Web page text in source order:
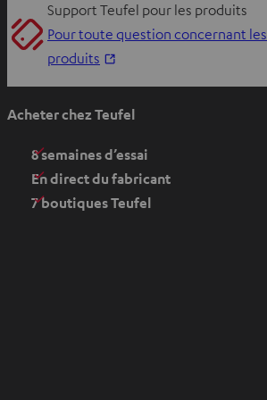
Support Teufel pour les produits
Pour toute question concernant les
produits
v
i
r
d
Acheter chez Teufel
8 semaines d’essai
En direct du fabricant
7 boutiques Teufel